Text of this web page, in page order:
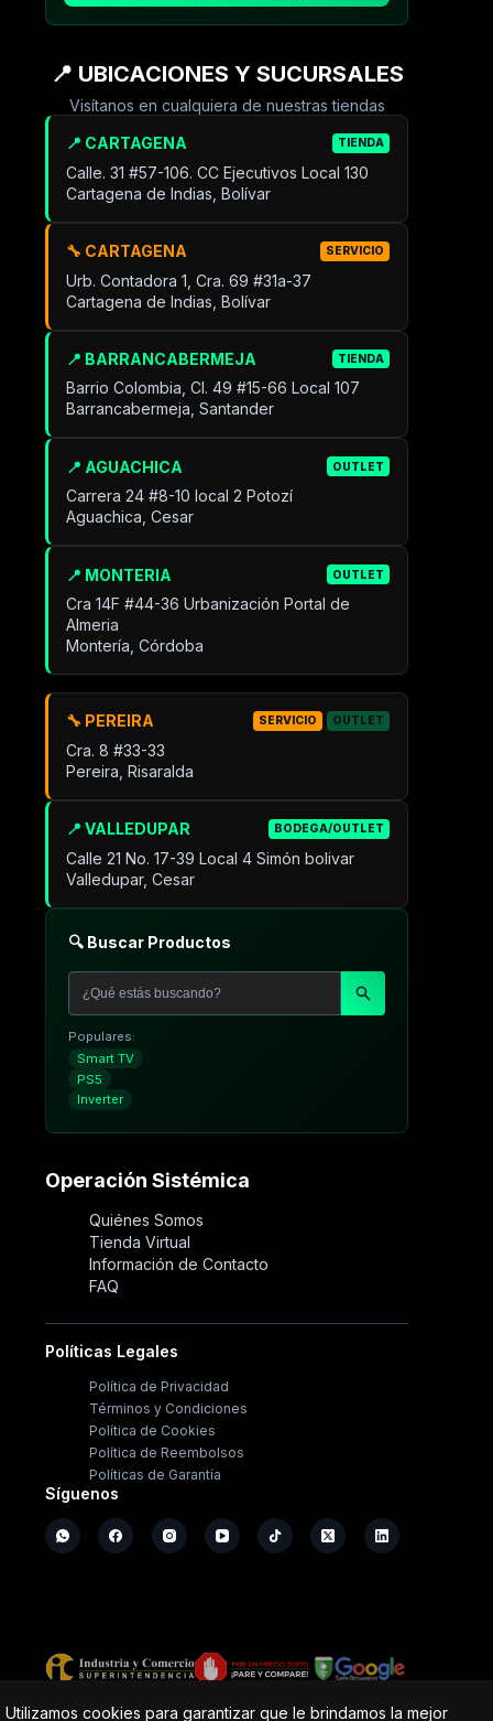
Utilizamos cookies para garantizar que le brindamos la mejor
📍 UBICACIONES Y SUCURSALES
Visítanos en cualquiera de nuestras tiendas
📍 CARTAGENA TIENDA
Calle. 31 #57-106. CC Ejecutivos Local 130
Cartagena de Indias, Bolívar
🔧 CARTAGENA SERVICIO
Urb. Contadora 1, Cra. 69 #31a-37
Cartagena de Indias, Bolívar
📍 BARRANCABERMEJA TIENDA
Barrio Colombia, Cl. 49 #15-66 Local 107
Barrancabermeja, Santander
📍 AGUACHICA OUTLET
Carrera 24 #8-10 local 2 Potozí
Aguachica, Cesar
📍 MONTERIA OUTLET
Cra 14F #44-36 Urbanización Portal de
Almeria
Montería, Córdoba
📍 VALLEDUPAR BODEGA/OUTLET
Calle 21 No. 17-39 Local 4 Simón bolivar
Valledupar, Cesar
🔧 PEREIRA SERVICIO OUTLET
Cra. 8 #33-33
Pereira, Risaralda
🔍 Buscar Productos
Populares:
Smart TV
PS5
Inverter
Operación Sistémica
Quiénes Somos
Tienda Virtual
Información de Contacto
FAQ
Políticas Legales
Política de Privacidad
Términos y Condiciones
Política de Cookies
Política de Reembolsos
Políticas de Garantía
Síguenos
Copyright © - Operación Sistémica